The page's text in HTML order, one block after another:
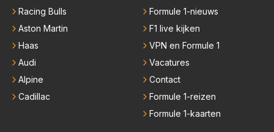
Racing Bulls
Aston Martin
Haas
Audi
Alpine
Cadillac
Formule 1-nieuws
F1 live kijken
VPN en Formule 1
Vacatures
Contact
Formule 1-reizen
Formule 1-kaarten